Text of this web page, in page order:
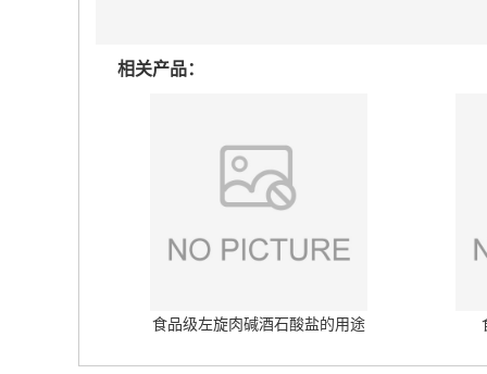
相关产品：
食品级左旋肉碱酒石酸盐的用途